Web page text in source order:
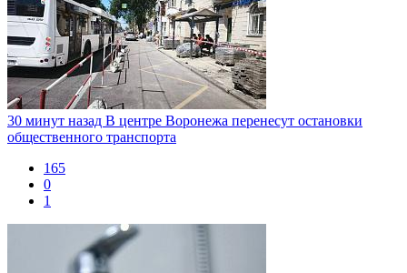
30 минут назад В центре Воронежа перенесут остановки
общественного транспорта
165
0
1